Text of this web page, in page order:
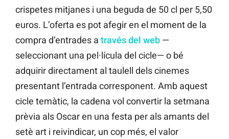
crispetes mitjanes i una beguda de 50 cl per 5,50
euros. L’oferta es pot afegir en el moment de la
compra d’entrades a través del web —
seleccionant una pel·lícula del cicle— o bé
adquirir directament al taulell dels cinemes
presentant l’entrada corresponent. Amb aquest
cicle temàtic, la cadena vol convertir la setmana
prèvia als Oscar en una festa per als amants del
setè art i reivindicar, un cop més, el valor